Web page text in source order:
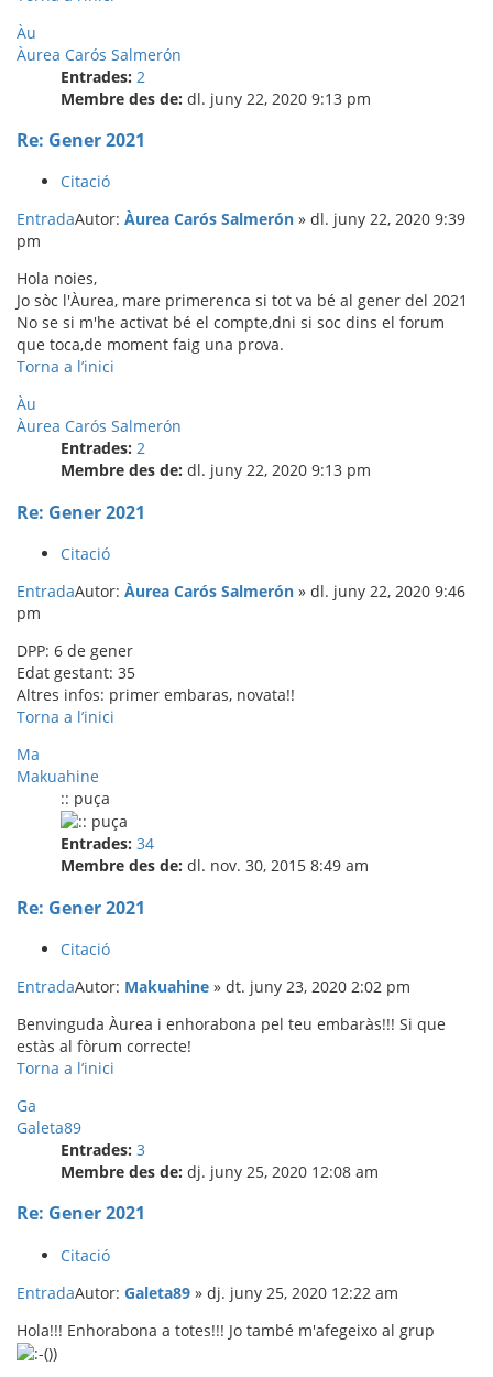
Àu
Àurea Carós Salmerón
Entrades: 2
Membre des de: dl. juny 22, 2020 9:13 pm
Re: Gener 2021
Citació
EntradaAutor: Àurea Carós Salmerón » dl. juny 22, 2020 9:39
pm
Hola noies,
Jo sòc l'Àurea, mare primerenca si tot va bé al gener del 2021
No se si m'he activat bé el compte,dni si soc dins el forum
que toca,de moment faig una prova.
Torna a l’inici
Àu
Àurea Carós Salmerón
Entrades: 2
Membre des de: dl. juny 22, 2020 9:13 pm
Re: Gener 2021
Citació
EntradaAutor: Àurea Carós Salmerón » dl. juny 22, 2020 9:46
pm
DPP: 6 de gener
Edat gestant: 35
Altres infos: primer embaras, novata!!
Torna a l’inici
Ma
Makuahine
:: puça
Entrades: 34
Membre des de: dl. nov. 30, 2015 8:49 am
Re: Gener 2021
Citació
EntradaAutor: Makuahine » dt. juny 23, 2020 2:02 pm
Benvinguda Àurea i enhorabona pel teu embaràs!!! Si que
estàs al fòrum correcte!
Torna a l’inici
Ga
Galeta89
Entrades: 3
Membre des de: dj. juny 25, 2020 12:08 am
Re: Gener 2021
Citació
EntradaAutor: Galeta89 » dj. juny 25, 2020 12:22 am
Hola!!! Enhorabona a totes!!! Jo també m'afegeixo al grup